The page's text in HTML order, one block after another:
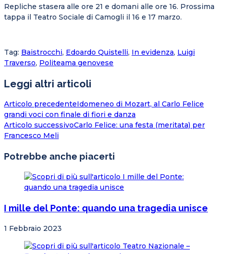
Repliche stasera alle ore 21 e domani alle ore 16. Prossima
tappa il Teatro Sociale di Camogli il 16 e 17 marzo.
Tag: Baistrocchi, Edoardo Quistelli, In evidenza, Luigi
Traverso, Politeama genovese
Leggi altri articoli
Articolo precedenteIdomeneo di Mozart, al Carlo Felice
grandi voci con finale di fiori e danza
Articolo successivoCarlo Felice: una festa (meritata) per
Francesco Meli
Potrebbe anche piacerti
I mille del Ponte: quando una tragedia unisce
1 Febbraio 2023